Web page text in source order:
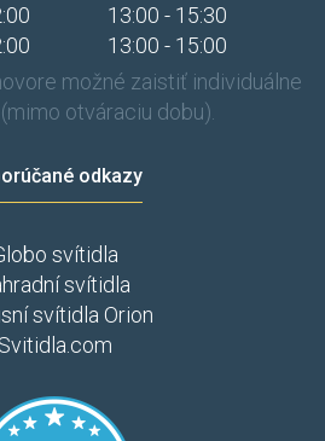
13:00 - 15:30
13:00 - 15:00
možné zaistiť individuálne
otváraciu dobu).
odkazy
svítidla
svítidla
svítidla Orion
Svitidla.com